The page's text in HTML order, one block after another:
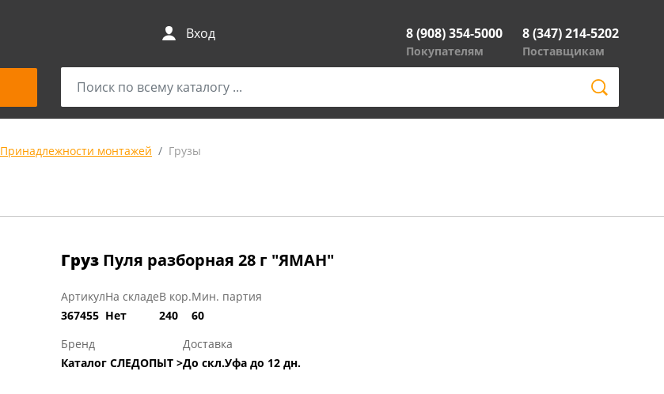
Вход 8 (908) 354-5000
Покупателям
8 (347) 214-5202
Поставщикам
Принадлежности монтажей Грузы
Груз Пуля разборная 28 г "ЯМАН"
Артикул
367455
На складе
Нет
В кор.
240
Мин. партия
60
Бренд
Каталог СЛЕДОПЫТ >
Доставка
До скл.Уфа до 12 дн.